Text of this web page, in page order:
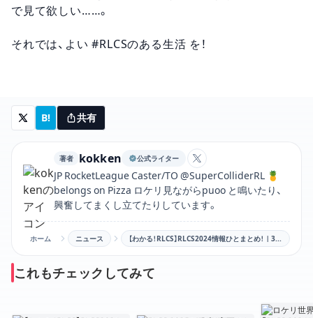
で見て欲しい……。
それでは、よい #RLCSのある生活 を！
B! 共有
著者 kokken 公式ライター
kokkenのXアカウント
JP RocketLeague Caster/TO @SuperColliderRL 🍍
belongs on Pizza ロケリ見ながらpuoo と鳴いたり、
興奮してまくし立てたりしています。
ホーム ニュース
これもチェックしてみて